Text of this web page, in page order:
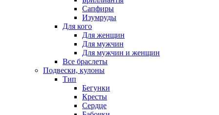
Сапфиры
Изумруды
Для кого
Для женщин
Для мужчин
Для мужчин и женщин
Все браслеты
Подвески, кулоны
Тип
Бегунки
Кресты
Сердце